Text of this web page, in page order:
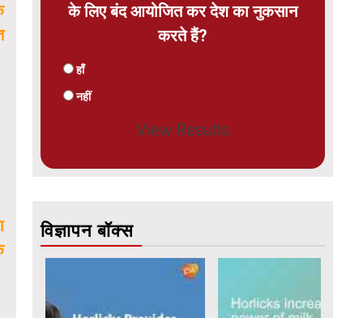
के लिए बंद आयोजित कर देश का नुकसान
करते हैं?
हाँ
नहीं
View Results
विज्ञापन बॉक्स